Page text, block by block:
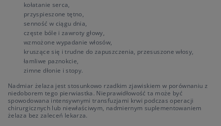
kołatanie serca,
przyspieszone tętno,
senność w ciągu dnia,
częste bóle i zawroty głowy,
wzmożone wypadanie włosów,
kruszące się i trudne do zapuszczenia, przesuszone włosy,
łamliwe paznokcie,
zimne dłonie i stopy.
Nadmiar żelaza jest stosunkowo rzadkim zjawiskiem w porównaniu z
niedoborem tego pierwiastka. Nieprawidłowość ta może być
spowodowana intensywnymi transfuzjami krwi podczas operacji
chirurgicznych lub niewłaściwym, nadmiernym suplementowaniem
żelaza bez zaleceń lekarza.